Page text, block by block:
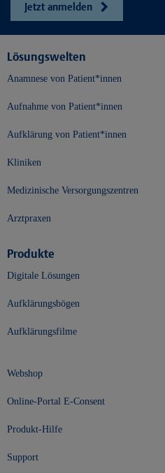
Jetzt anmelden
Lösungswelten
Anamnese von Patient*innen
Aufnahme von Patient*innen
Aufklärung von Patient*innen
Kliniken
Medizinische Versorgungszentren
Arztpraxen
Produkte
Digitale Lösungen
Aufklärungsbögen
Aufklärungsfilme
Webshop
Online-Portal E-Consent
Produkt-Hilfe
Support